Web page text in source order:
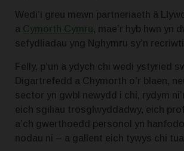
Wedi’i greu mewn partneriaeth â
a Cymorth Cymru, mae’r hyb hwn yn
sefydliadau yng Nghymru sy’n
Felly, p’un a ydych chi wedi ystyried
Digartrefedd a Chymorth o’r blaen,
sector yn gwbl newydd i chi, rydym
eich sgiliau trosglwyddadwy, eich
a’ch gwerthoedd personol yn
nodau ni – a gallent eich tywys chi